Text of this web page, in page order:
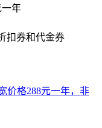
一年
扣券和代金券
价格288元一年，非